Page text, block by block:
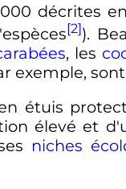
décrites
[2]).
, les
exemple,
étuis
élevé et
niches